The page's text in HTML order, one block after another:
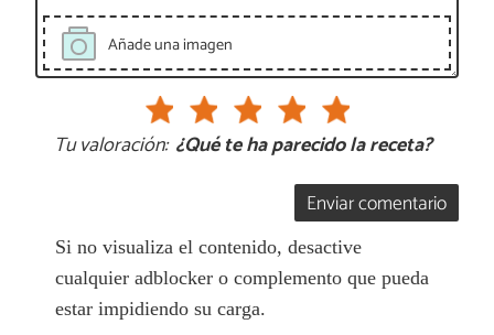
Añade una imagen
Tu valoración: ¿Qué te ha parecido la receta?
Enviar comentario
Si no visualiza el contenido, desactive
cualquier adblocker o complemento que pueda
estar impidiendo su carga.